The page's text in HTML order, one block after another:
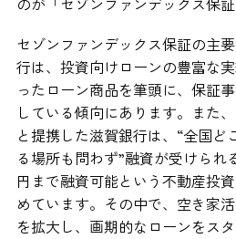
セゾンファンデックス保証の主
行は、投資向けローンの豊富な
ったローン商品を筆頭に、保証
している傾向にあります。また
と提携した滋賀銀行は、“全国ど
る場所も問わず”融資が受けられ
円まで融資可能という不動産投
めています。その中で、空き家
を拡大し、画期的なローンをス